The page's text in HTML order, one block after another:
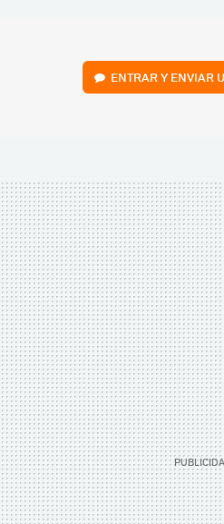
ENTRAR Y ENVIAR